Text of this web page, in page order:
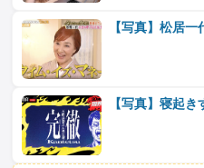
【写真】松居
【写真】寝起